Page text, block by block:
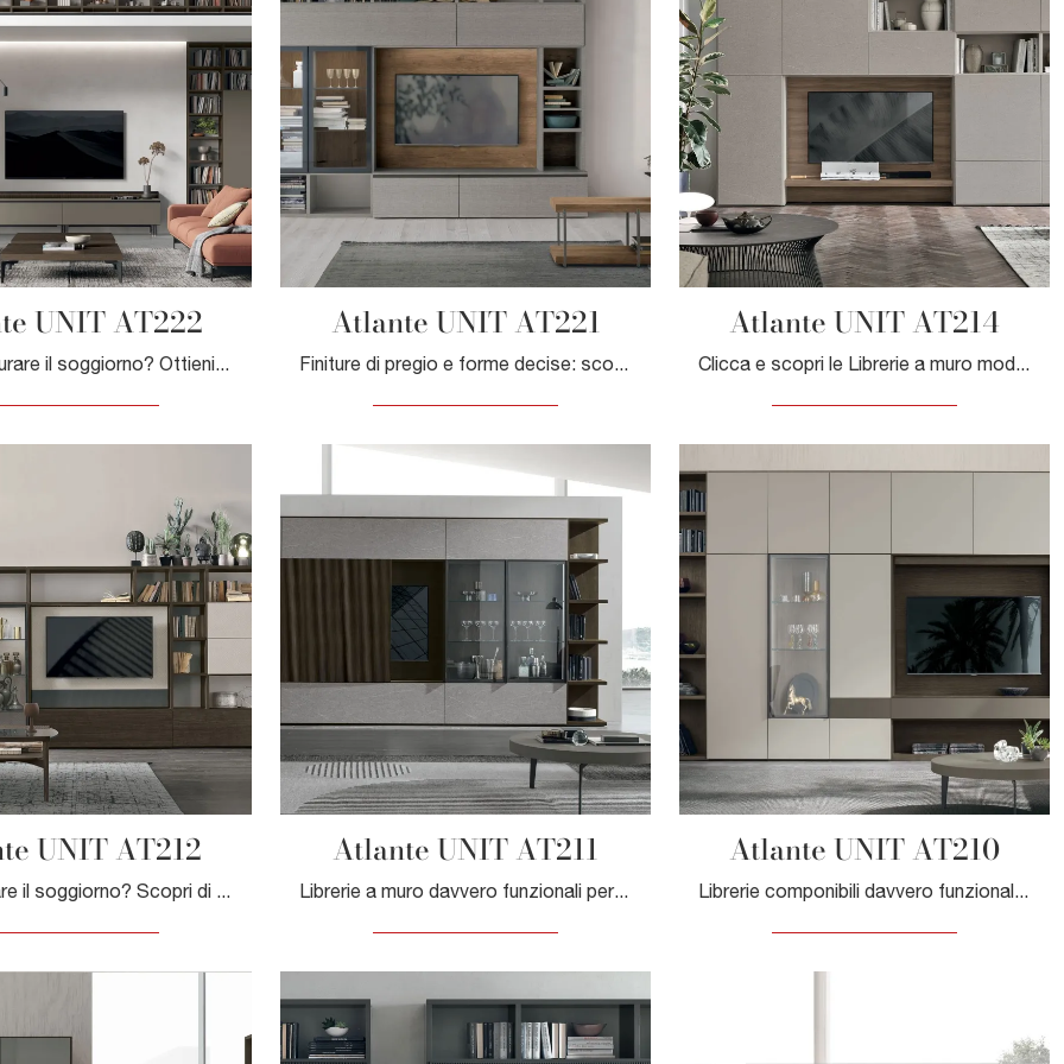
UNIT AT222
Vuoi ristrutturare il soggiorno? Ottieni informazioni sulle librerie moderne componibili e arreda i tuoi locali con il modello Atlante UNIT AT222.
Atlante UNIT AT221
Finiture di pregio e forme decise: scopri la libreria Atlante UNIT AT221 di Tomasella tra le più belle Librerie moderne a muro.
Atlante UNIT AT214
Clicca e scopri le Librerie a muro moderne! Il modello Atlante UNIT AT214 Tomasella saprà completare un soggiorno pratico e operativo.
UNIT AT212
Vuoi rinnovare il soggiorno? Scopri di più sulle librerie moderne a muro e arreda i tuoi interni con il modello Atlante UNIT AT212.
Atlante UNIT AT211
Librerie a muro davvero funzionali per stanze moderne: ottieni informazioni sul modello Atlante UNIT AT211 del marchio Tomasella!
Atlante UNIT AT210
Librerie componibili davvero funzionali per stanze moderne: ottieni informazioni sul modello Atlante UNIT AT210 della firma Tomasella!